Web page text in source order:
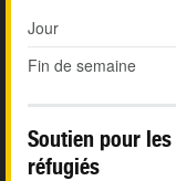
Jour
Fin de semaine
Soutien pour
réfugiés